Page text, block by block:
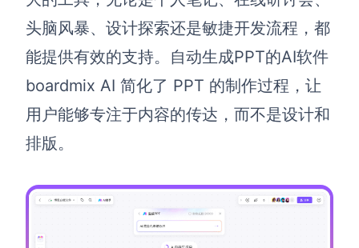
团队协作提效
素材整理 思维和灵感整理
流程整理
客户旅程图
路线图
UML图
数据流图
头脑风暴、设计探索还是敏捷开发流程，都
能提供有效的支持。自动生成PPT的AI软件
boardmix AI 简化了 PPT 的制作过程，让
用户能够专注于内容的传达，而不是设计和
排版。